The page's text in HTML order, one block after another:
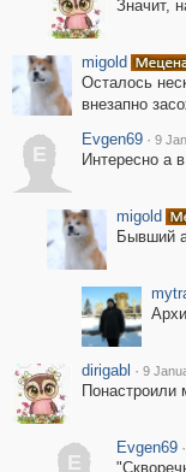
Значит,
migold
Осталось
внезапно
E
Evgen69 · 9
Интересно а
migold
Бывший
dirigabl · 9
Понастроили
E
Evgen69 ·